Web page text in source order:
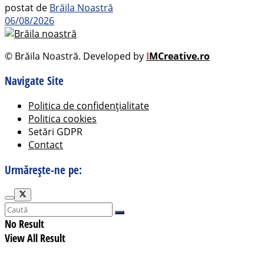
postat de Brăila Noastră
06/08/2026
© Brăila Noastră. Developed by IMCreative.ro
Navigate Site
Politica de confidențialitate
Politica cookies
Setări GDPR
Contact
Urmărește-ne pe:
No Result
View All Result